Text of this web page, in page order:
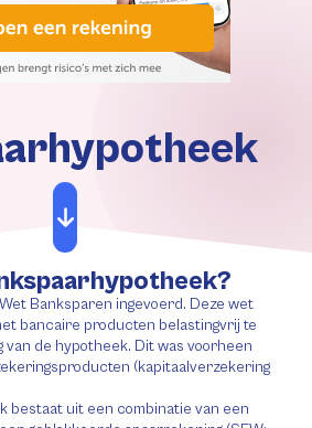
Banksparen ingevoerd. Deze wet
bancaire producten belastingvrij te
van de hypotheek. Dit was voorheen
(kapitaalverzekering
bestaat uit een combinatie van een